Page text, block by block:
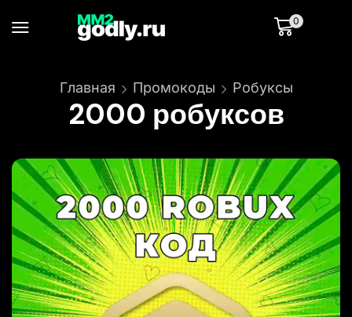
0
Главная Промокоды Робуксы
2000 робуксов